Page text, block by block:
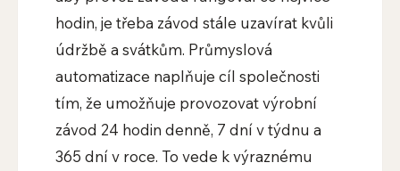
hodin, je třeba závod stále uzavírat kvůli
údržbě a svátkům. Průmyslová
automatizace naplňuje cíl společnosti
tím, že umožňuje provozovat výrobní
závod 24 hodin denně, 7 dní v týdnu a
365 dní v roce. To vede k výraznému